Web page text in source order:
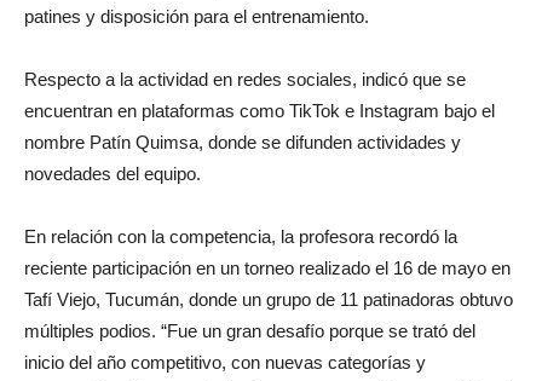
patines y disposición para el entrenamiento.
Respecto a la actividad en redes sociales, indicó que se
encuentran en plataformas como TikTok e Instagram bajo el
nombre Patín Quimsa, donde se difunden actividades y
novedades del equipo.
En relación con la competencia, la profesora recordó la
reciente participación en un torneo realizado el 16 de mayo en
Tafí Viejo, Tucumán, donde un grupo de 11 patinadoras obtuvo
múltiples podios. “Fue un gran desafío porque se trató del
inicio del año competitivo, con nuevas categorías y